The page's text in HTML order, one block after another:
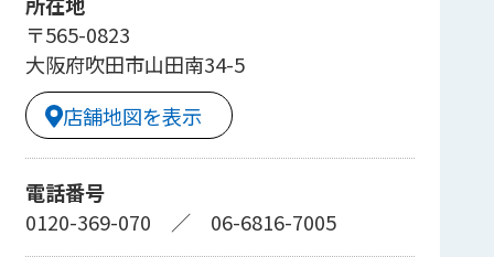
〒565-0823
大阪府吹田市山田南34-5
店舗地図を表示
電話番号
0120-369-070 ／ 06-6816-7005